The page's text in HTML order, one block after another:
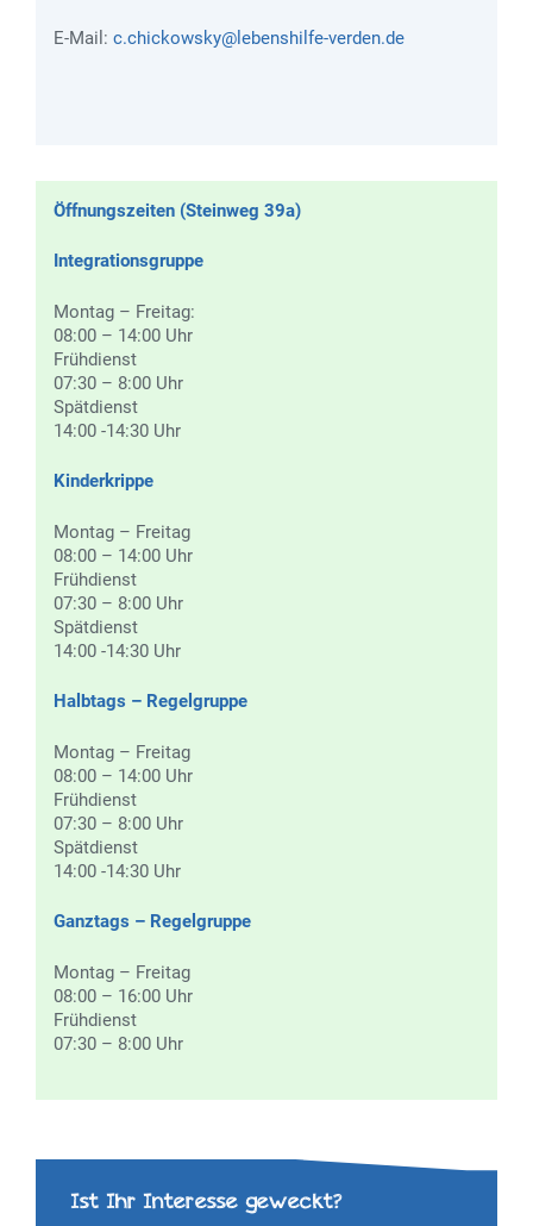
E-Mail: c.chickowsky@lebenshilfe-verden.de
Öffnungszeiten (Steinweg 39a)
Integrationsgruppe
Montag – Freitag:
08:00 – 14:00 Uhr
Frühdienst
07:30 – 8:00 Uhr
Spätdienst
14:00 -14:30 Uhr
Kinderkrippe
Montag – Freitag
08:00 – 14:00 Uhr
Frühdienst
07:30 – 8:00 Uhr
Spätdienst
14:00 -14:30 Uhr
Halbtags – Regelgruppe
Montag – Freitag
08:00 – 14:00 Uhr
Frühdienst
07:30 – 8:00 Uhr
Spätdienst
14:00 -14:30 Uhr
Ganztags – Regelgruppe
Montag – Freitag
08:00 – 16:00 Uhr
Frühdienst
07:30 – 8:00 Uhr
Ist Ihr Interesse geweckt?